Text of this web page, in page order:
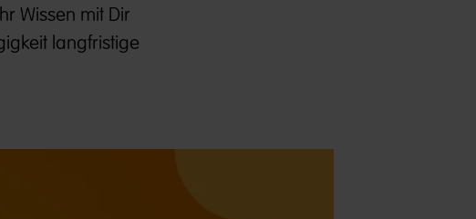
Wissen mit Dir
langfristige